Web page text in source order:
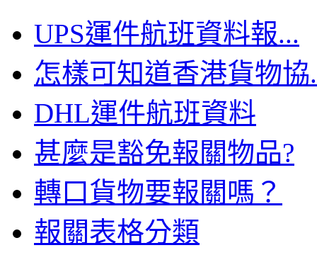
UPS運件航班資料報...
怎樣可知道香港貨物協
DHL運件航班資料
甚麼是豁免報關物品?
轉口貨物要報關嗎？
報關表格分類